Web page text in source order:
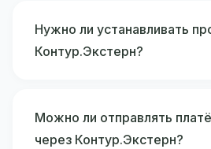
Нужно ли устанавливать
Контур.Экстерн?
Можно ли отправлять
через Контур.Экстерн?